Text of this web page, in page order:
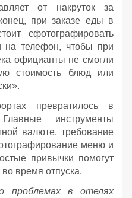
от накруток за
при заказе еды в
сфотографировать
на телефон, чтобы при
официанты не смогли
стоимость блюд или
превратилось в
инструменты
валюте, требование
меню и
привычки помогут
время отпуска.
проблемах в отелях